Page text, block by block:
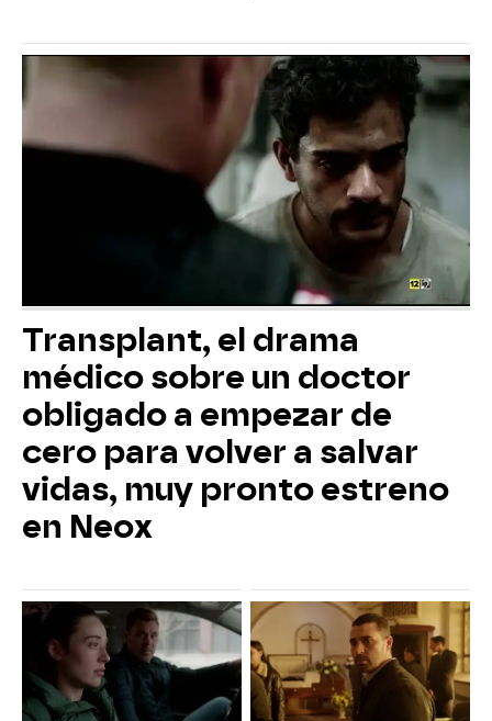
Transplant, el drama
médico sobre un doctor
obligado a empezar de
cero para volver a salvar
vidas, muy pronto estreno
en Neox